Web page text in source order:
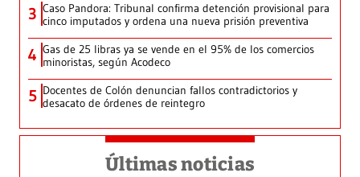
3 Caso Pandora: Tribunal confirma detención provisional para
cinco imputados y ordena una nueva prisión preventiva
4 Gas de 25 libras ya se vende en el 95% de los comercios
minoristas, según Acodeco
5 Docentes de Colón denuncian fallos contradictorios y
desacato de órdenes de reintegro
Últimas noticias